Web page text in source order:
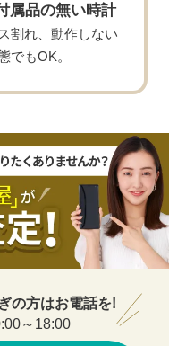
属品の無い時計
割れ、動作しない
でもOK。
の方はお電話を!
～18:00